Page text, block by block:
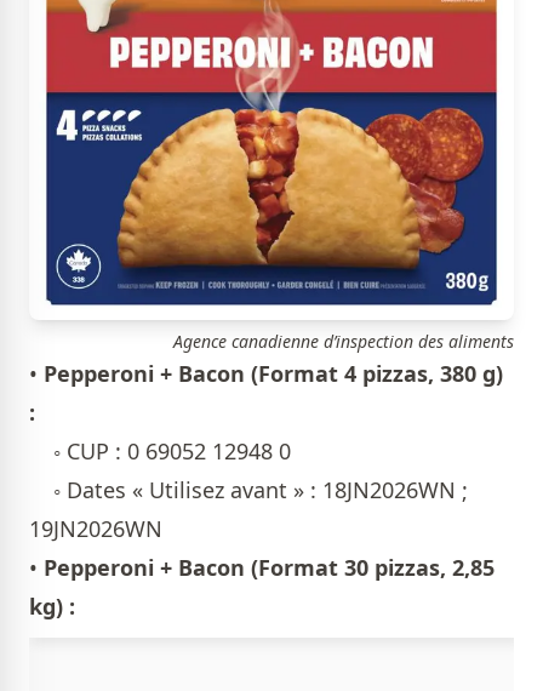
Agence canadienne d’inspection des aliments
• Pepperoni + Bacon (Format 4 pizzas, 380 g)
:
◦ CUP : 0 69052 12948 0
◦ Dates « Utilisez avant » : 18JN2026WN ;
19JN2026WN
• Pepperoni + Bacon (Format 30 pizzas, 2,85
kg) :